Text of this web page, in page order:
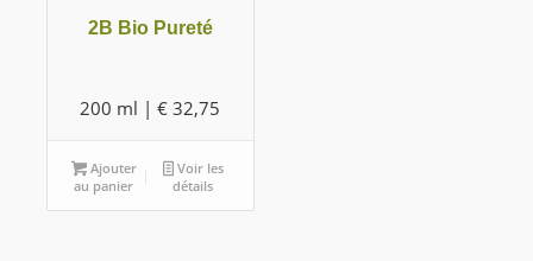
2B Bio Pureté
200 ml |€ 32,75
Ajouter
au panier
Voir les
détails